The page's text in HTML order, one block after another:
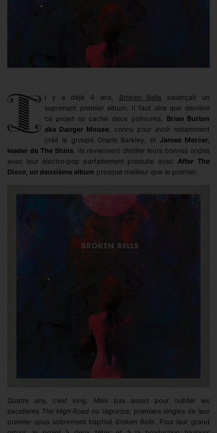
l y a déjà 4 ans, Broken Bells balançait un
suprenant premier album. Il faut dire que derrière
ce projet se cache deux pointures, Brian Burton
aka Danger Mouse , connu pour avoir notamment
créé le groupe Gnarls Barkley, et James Mercer,
leader de The Shins . Ils reviennent distiller leurs bonnes ondes
avec leur électro-pop parfaitement produite avecAfter The
Disco, un deuxième album presque meilleur que le premier.
Quatre ans, c’est long. Mais pas assez pour oublier les
excellents The High Road ou Vaporize , premiers singles de leur
premier opus sobrement baptisé Broken Bells . Pour leur grand